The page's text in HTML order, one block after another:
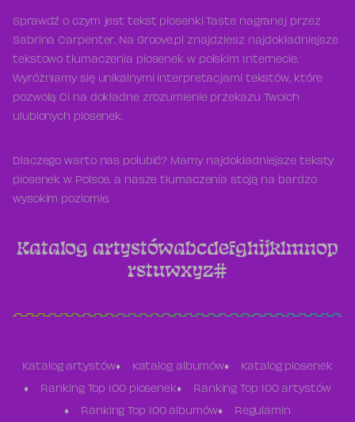
Sprawdź o czym jest tekst piosenki Taste nagranej przez
Sabrina Carpenter. Na Groove.pl znajdziesz najdokładniejsze
tekstowo tłumaczenia piosenek w polskim Internecie.
Wyróżniamy się unikalnymi interpretacjami tekstów, które
pozwolą Ci na dokładne zrozumienie przekazu Twoich
ulubionych piosenek.
Dlaczego warto nas polubić? Mamy najdokładniejsze teksty
piosenek w Polsce, a nasze tłumaczenia stoją na bardzo
wysokim poziomie.
Katalog artystówabcdefghijklmnop
rstuwxyz#
Katalog artystów Katalog albumów Katalog piosenek
Ranking Top 100 piosenek Ranking Top 100 artystów
Ranking Top 100 albumów Regulamin